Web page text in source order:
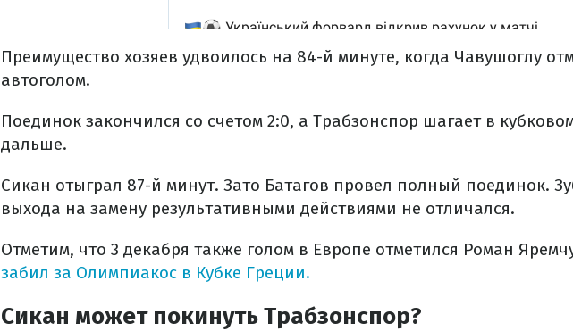
Преимущество хозяев удвоилось на 84-й минуте, когда Чавушоглу
автоголом.
Поединок закончился со счетом 2:0, а Трабзонспор шагает в
дальше.
Сикан отыграл 87-й минут. Зато Батагов провел полный поединок.
выхода на замену результативными действиями не отличался.
Отметим, что 3 декабря также голом в Европе отметился Роман
забил за Олимпиакос в Кубке Греции.
Сикан может покинуть Трабзонспор?